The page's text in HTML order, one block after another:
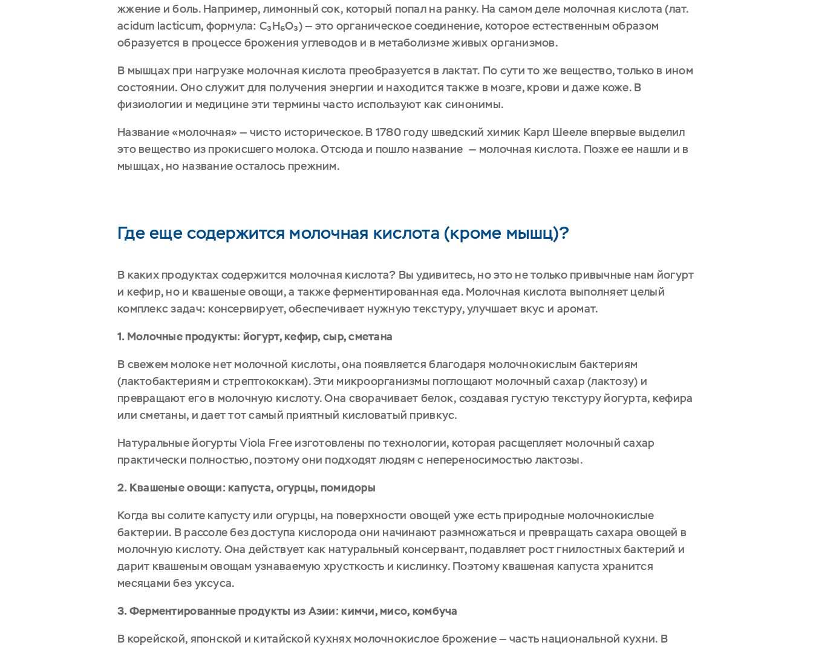
жжение и боль. Например, лимонный сок, который попал на ранку. На самом деле молочная кислота (лат.
acidum lacticum, формула: C₃H₆O₃) — это органическое соединение, которое естественным образом
образуется в процессе брожения углеводов и в метаболизме живых организмов.
В мышцах при нагрузке молочная кислота преобразуется в лактат. По сути то же вещество, только в ином
состоянии. Оно служит для получения энергии и находится также в мозге, крови и даже коже. В
физиологии и медицине эти термины часто используют как синонимы.
Название «молочная» — чисто историческое. В 1780 году шведский химик Карл Шееле впервые выделил
это вещество из прокисшего молока. Отсюда и пошло название — молочная кислота. Позже ее нашли и в
мышцах, но название осталось прежним.
Где еще содержится молочная кислота (кроме мышц)?
В каких продуктах содержится молочная кислота? Вы удивитесь, но это не только привычные нам йогурт
и кефир, но и квашеные овощи, а также ферментированная еда. Молочная кислота выполняет целый
комплекс задач: консервирует, обеспечивает нужную текстуру, улучшает вкус и аромат.
1. Молочные продукты: йогурт, кефир, сыр, сметана
В свежем молоке нет молочной кислоты, она появляется благодаря молочнокислым бактериям
(лактобактериям и стрептококкам). Эти микроорганизмы поглощают молочный сахар (лактозу) и
превращают его в молочную кислоту. Она сворачивает белок, создавая густую текстуру йогурта, кефира
или сметаны, и дает тот самый приятный кисловатый привкус.
Натуральные йогурты Viola Free изготовлены по технологии, которая расщепляет молочный сахар
практически полностью, поэтому они подходят людям с непереносимостью лактозы.
2. Квашеные овощи: капуста, огурцы, помидоры
Когда вы солите капусту или огурцы, на поверхности овощей уже есть природные молочнокислые
бактерии. В рассоле без доступа кислорода они начинают размножаться и превращать сахара овощей в
молочную кислоту. Она действует как натуральный консервант, подавляет рост гнилостных бактерий и
дарит квашеным овощам узнаваемую хрусткость и кислинку. Поэтому квашеная капуста хранится
месяцами без уксуса.
3. Ферментированные продукты из Азии: кимчи, мисо, комбуча
В корейской, японской и китайской кухнях молочнокислое брожение — часть национальной кухни. В